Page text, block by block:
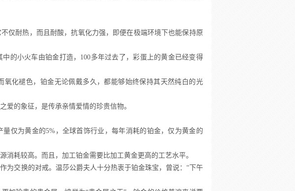
仅耐热，而且耐酸，抗氧化力强，即便在极端环境下也能保持原
的小火车由铂金打造，100多年过去了，彩蛋上的黄金已经变得
氧化褪色，铂金无论佩戴多久，都能够始终保持其天然纯白的光
爱的象征，是传承亲情爱情的珍贵信物。
仅为黄金的5%，全球首饰行业，每年消耗的铂金，仅为黄金的
消耗较高。而且，加工铂金需要比加工黄金更高的工艺水平。
为交换的对戒。温莎公爵夫人十分热衷于铂金珠宝，曾说：“下午